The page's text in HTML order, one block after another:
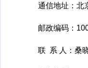
通信地址：北
邮政编码：
联 系 人：桑